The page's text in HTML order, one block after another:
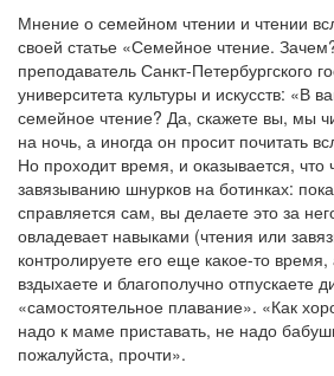
Мнение о семейном чтении и чтении
своей статье «Семейное чтение.
преподаватель Санкт-Петербургского
университета культуры и искусств: «В
семейное чтение? Да, скажете вы, мы
на ночь, а иногда он просит почитать
Но проходит время, и оказывается, что
завязыванию шнурков на ботинках:
справляется сам, вы делаете это за
овладевает навыками (чтения или
контролируете его еще какое-то
вздыхаете и благополучно отпускаете
«самостоятельное плавание». «Как
надо к маме приставать, не надо
пожалуйста, прочти».